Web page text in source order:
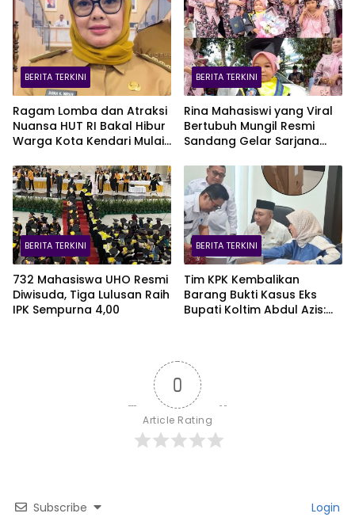
BERITA TERKINI
Ragam Lomba dan Atraksi
Nuansa HUT RI Bakal Hibur
Warga Kota Kendari Mulai
BERITA TERKINI
Rina Mahasiswi yang Viral
Bertubuh Mungil Resmi
Sandang Gelar Sarjana
BERITA TERKINI
732 Mahasiswa UHO Resmi
Diwisuda, Tiga Lulusan Raih
IPK Sempurna 4,00
BERITA TERKINI
Tim KPK Kembalikan
Barang Bukti Kasus Eks
Bupati Koltim Abdul Azis:
0
Article Rating
Subscribe Login